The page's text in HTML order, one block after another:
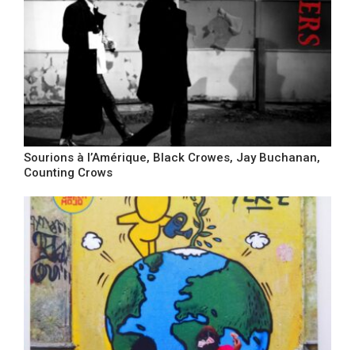
Sourions à l’Amérique, Black Crowes, Jay Buchanan,
Counting Crows